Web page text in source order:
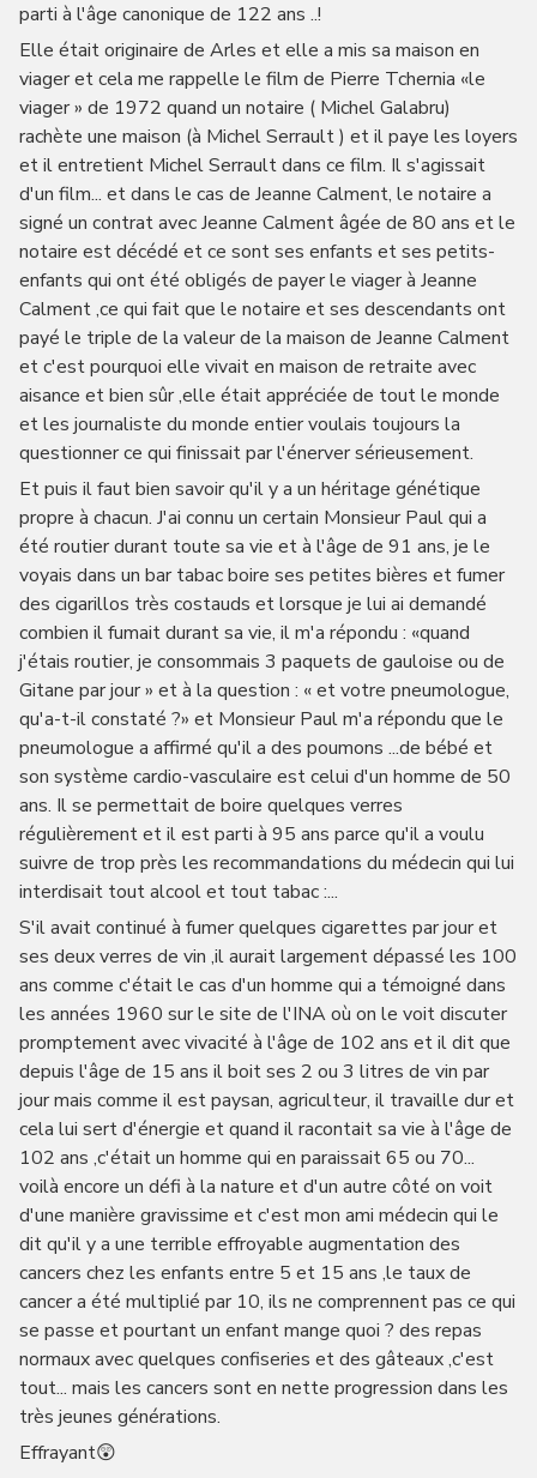
parti à l'âge canonique de 122 ans ..!
Elle était originaire de Arles et elle a mis sa maison en
viager et cela me rappelle le film de Pierre Tchernia «le
viager » de 1972 quand un notaire ( Michel Galabru)
rachète une maison (à Michel Serrault ) et il paye les loyers
et il entretient Michel Serrault dans ce film. Il s'agissait
d'un film... et dans le cas de Jeanne Calment, le notaire a
signé un contrat avec Jeanne Calment âgée de 80 ans et le
notaire est décédé et ce sont ses enfants et ses petits-
enfants qui ont été obligés de payer le viager à Jeanne
Calment ,ce qui fait que le notaire et ses descendants ont
payé le triple de la valeur de la maison de Jeanne Calment
et c'est pourquoi elle vivait en maison de retraite avec
aisance et bien sûr ,elle était appréciée de tout le monde
et les journaliste du monde entier voulais toujours la
questionner ce qui finissait par l'énerver sérieusement.
Et puis il faut bien savoir qu'il y a un héritage génétique
propre à chacun. J'ai connu un certain Monsieur Paul qui a
été routier durant toute sa vie et à l'âge de 91 ans, je le
voyais dans un bar tabac boire ses petites bières et fumer
des cigarillos très costauds et lorsque je lui ai demandé
combien il fumait durant sa vie, il m'a répondu : «quand
j'étais routier, je consommais 3 paquets de gauloise ou de
Gitane par jour » et à la question : « et votre pneumologue,
qu'a-t-il constaté ?» et Monsieur Paul m'a répondu que le
pneumologue a affirmé qu'il a des poumons ...de bébé et
son système cardio-vasculaire est celui d'un homme de 50
ans. Il se permettait de boire quelques verres
régulièrement et il est parti à 95 ans parce qu'il a voulu
suivre de trop près les recommandations du médecin qui lui
interdisait tout alcool et tout tabac :...
S'il avait continué à fumer quelques cigarettes par jour et
ses deux verres de vin ,il aurait largement dépassé les 100
ans comme c'était le cas d'un homme qui a témoigné dans
les années 1960 sur le site de l'INA où on le voit discuter
promptement avec vivacité à l'âge de 102 ans et il dit que
depuis l'âge de 15 ans il boit ses 2 ou 3 litres de vin par
jour mais comme il est paysan, agriculteur, il travaille dur et
cela lui sert d'énergie et quand il racontait sa vie à l'âge de
102 ans ,c'était un homme qui en paraissait 65 ou 70...
voilà encore un défi à la nature et d'un autre côté on voit
d'une manière gravissime et c'est mon ami médecin qui le
dit qu'il y a une terrible effroyable augmentation des
cancers chez les enfants entre 5 et 15 ans ,le taux de
cancer a été multiplié par 10, ils ne comprennent pas ce qui
se passe et pourtant un enfant mange quoi ? des repas
normaux avec quelques confiseries et des gâteaux ,c'est
tout... mais les cancers sont en nette progression dans les
très jeunes générations.
Effrayant😲